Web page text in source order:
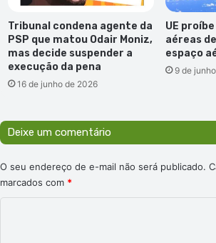
Tribunal condena agente da
PSP que matou Odair Moniz,
mas decide suspender a
execução da pena
16 de junho de 2026
UE
aéreas
espaço
9 de
Deixe um comentário
O seu endereço de e-mail não será publicado.
marcados com *